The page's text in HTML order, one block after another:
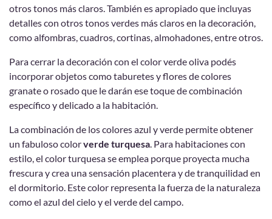
otros tonos más claros. También es apropiado que incluyas
detalles con otros tonos verdes más claros en la decoración,
como alfombras, cuadros, cortinas, almohadones, entre otros.
Para cerrar la decoración con el color verde oliva podés
incorporar objetos como taburetes y flores de colores
granate o rosado que le darán ese toque de combinación
específico y delicado a la habitación.
La combinación de los colores azul y verde permite obtener
un fabuloso colorverde turquesa . Para habitaciones con
estilo, el color turquesa se emplea porque proyecta mucha
frescura y crea una sensación placentera y de tranquilidad en
el dormitorio. Este color representa la fuerza de la naturaleza
como el azul del cielo y el verde del campo.